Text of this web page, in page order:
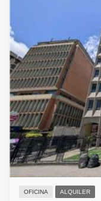
OFICINA ALQUILER